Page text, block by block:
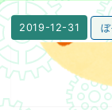
2019-12-31
今年1年を振り返